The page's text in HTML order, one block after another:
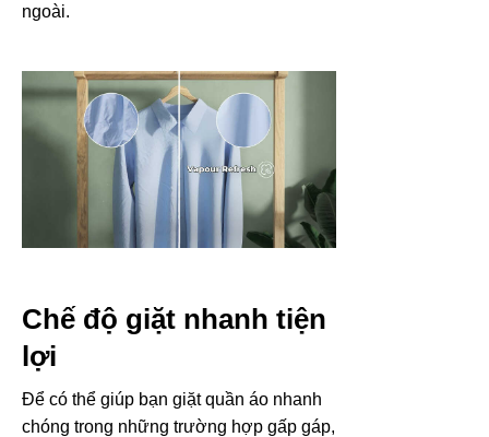
ngoài.
Chế độ giặt nhanh tiện
lợi
Để có thể giúp bạn giặt quần áo nhanh
chóng trong những trường hợp gấp gáp,